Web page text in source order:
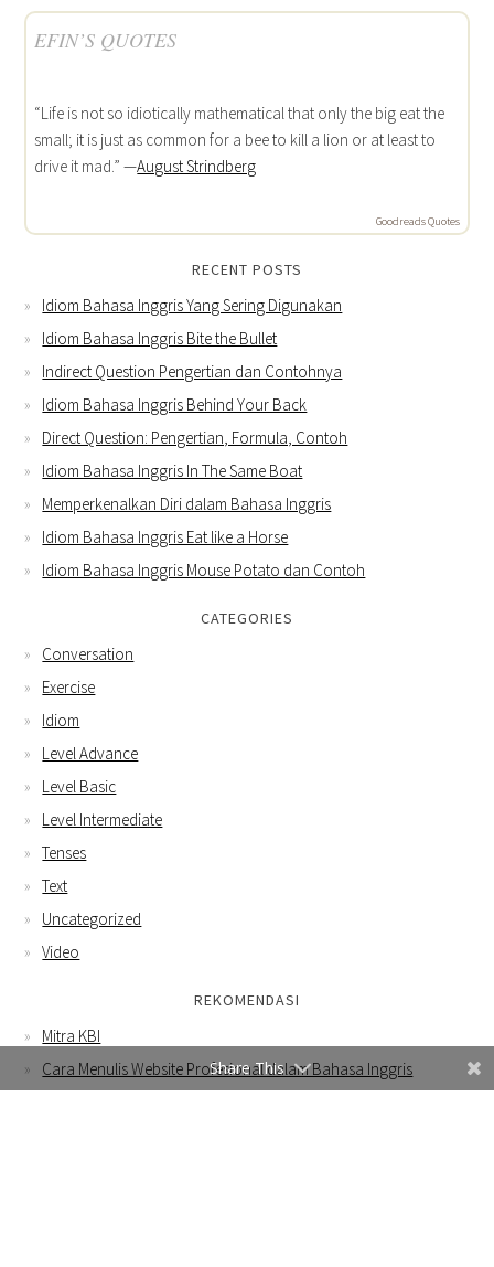
EFIN’S QUOTES
“Life is not so idiotically mathematical that only the big eat the
small; it is just as common for a bee to kill a lion or at least to
drive it mad.” —August Strindberg
Goodreads Quotes
RECENT POSTS
Idiom Bahasa Inggris Yang Sering Digunakan
Idiom Bahasa Inggris Bite the Bullet
Indirect Question Pengertian dan Contohnya
Idiom Bahasa Inggris Behind Your Back
Direct Question: Pengertian, Formula, Contoh
Idiom Bahasa Inggris In The Same Boat
Memperkenalkan Diri dalam Bahasa Inggris
Idiom Bahasa Inggris Eat like a Horse
Idiom Bahasa Inggris Mouse Potato dan Contoh
CATEGORIES
Conversation
Exercise
Idiom
Level Advance
Level Basic
Level Intermediate
Tenses
Text
Uncategorized
Video
REKOMENDASI
Mitra KBI
Cara Menulis Website Profesional dalam Bahasa Inggris
Share This